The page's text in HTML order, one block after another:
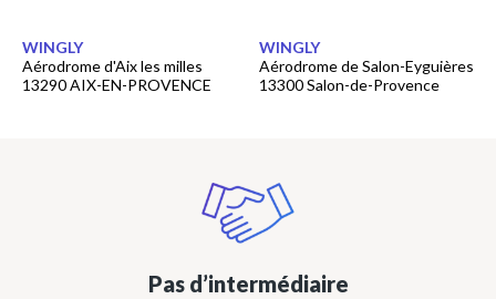
WINGLY
Aérodrome d'Aix les milles
13290 AIX-EN-PROVENCE
WINGLY
Aérodrome de Salon-Eyguières
13300 Salon-de-Provence
Pas d’intermédiaire